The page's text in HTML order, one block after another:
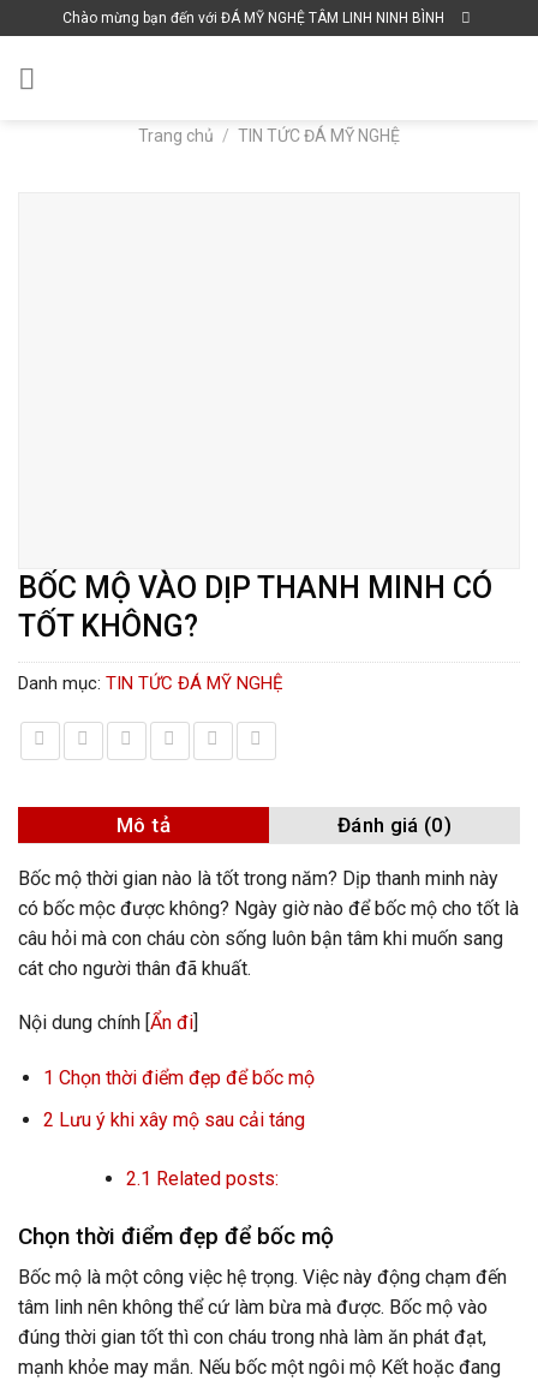
to
content
Chào mừng bạn đến với ĐÁ MỸ NGHỆ TÂM LINH NINH BÌNH
Trang chủ / TIN TỨC ĐÁ MỸ NGHỆ
BỐC MỘ VÀO DỊP THANH MINH CÓ
TỐT KHÔNG?
Danh mục: TIN TỨC ĐÁ MỸ NGHỆ
Mô tả Đánh giá (0)
Bốc mộ thời gian nào là tốt trong năm? Dịp thanh minh này
có bốc mộc được không? Ngày giờ nào để bốc mộ cho tốt là
câu hỏi mà con cháu còn sống luôn bận tâm khi muốn sang
cát cho người thân đã khuất.
Nội dung chính Ẩn đi
1 Chọn thời điểm đẹp để bốc mộ
2 Lưu ý khi xây mộ sau cải táng
2.1 Related posts:
Chọn thời điểm đẹp để bốc mộ
Bốc mộ là một công việc hệ trọng. Việc này động chạm đến
tâm linh nên không thể cứ làm bừa mà được. Bốc mộ vào
đúng thời gian tốt thì con cháu trong nhà làm ăn phát đạt,
mạnh khỏe may mắn. Nếu bốc một ngôi mộ Kết hoặc đang